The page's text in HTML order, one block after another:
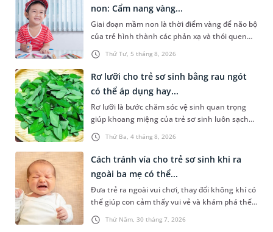
đề này để giúp bé nhanh hồi phục và phòng
ngừa nguy cơ xảy ra biến chứng.
Thứ Tư, 5 tháng 8, 2026
non: Cẩm nang vàng...
Giai đoạn mầm non là thời điểm vàng để não bộ
của trẻ hình thành các phản xạ và thói quen
hành vi nền tảng. Việc trang bị sớm các kỹ
năng sống cho trẻ mầm non không chỉ giúp
con vững vàng tự lập từ nhỏ mà còn là chiếc
khiên bảo vệ con an toàn khi bắt đầu bước ra
khám phá thế giới xung quanh.
Thứ Ba, 4 tháng 8, 2026
Rơ lưỡi cho trẻ sơ sinh bằng rau ngót
có thể áp dụng hay...
Rơ lưỡi là bước chăm sóc vệ sinh quan trọng
giúp khoang miệng của trẻ sơ sinh luôn sạch
sẽ, hạn chế cặn sữa tích tụ và giảm nguy cơ
nấm miệng. Để thực hiện điều này, không ít
cha mẹ tìm đến cách rơ lưỡi cho trẻ sơ sinh
bằng rau ngót. Vậy đây có phải là phương pháp
nên áp dụng không? Bài viết sau sẽ giúp cha
mẹ có thêm thông tin để chủ động chăm sóc
khoang miệng cho trẻ đúng cách.
Thứ Năm, 30 tháng 7, 2026
Cách tránh vía cho trẻ sơ sinh khi ra
ngoài ba mẹ có thể...
Đưa trẻ ra ngoài vui chơi, thay đổi không khí có
thể giúp con cảm thấy vui vẻ và khám phá thế
giới xung quanh. Tuy nhiên, nhiều cha mẹ vẫn
lo lắng khi trẻ quấy khóc, bỏ bú hoặc ngủ